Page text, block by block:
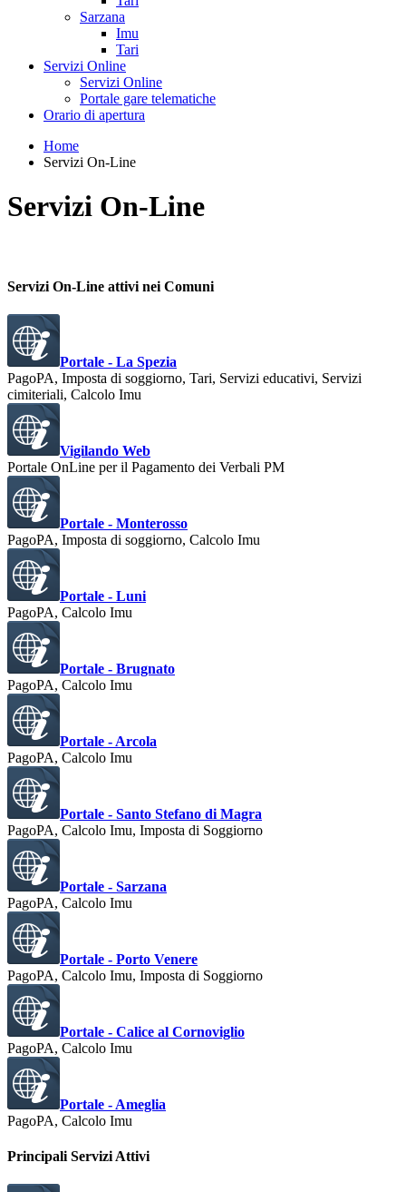
Sarzana
Imu
Tari
Servizi Online
Servizi Online
Portale gare telematiche
Orario di apertura
Home
Servizi On-Line
Servizi On-Line
Servizi On-Line attivi nei Comuni
Portale - La Spezia
PagoPA, Imposta di soggiorno, Tari, Servizi educativi, Servizi
cimiteriali, Calcolo Imu
Vigilando Web
Portale OnLine per il Pagamento dei Verbali PM
Portale - Monterosso
PagoPA, Imposta di soggiorno, Calcolo Imu
Portale - Luni
PagoPA, Calcolo Imu
Portale - Brugnato
PagoPA, Calcolo Imu
Portale - Arcola
PagoPA, Calcolo Imu
Portale - Santo Stefano di Magra
PagoPA, Calcolo Imu, Imposta di Soggiorno
Portale - Sarzana
PagoPA, Calcolo Imu
Portale - Porto Venere
PagoPA, Calcolo Imu, Imposta di Soggiorno
Portale - Calice al Cornoviglio
PagoPA, Calcolo Imu
Portale - Ameglia
PagoPA, Calcolo Imu
Principali Servizi Attivi